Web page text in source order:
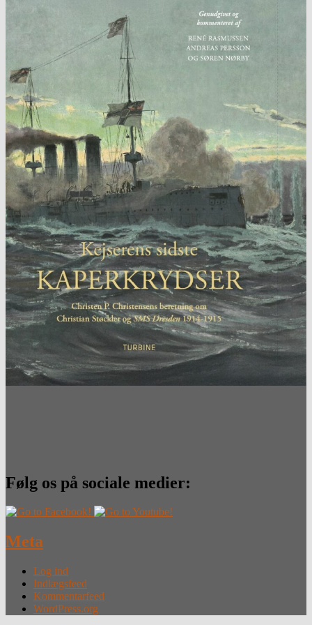
Følg os på sociale medier:
Meta
Log ind
Indlægsfeed
Kommentarfeed
WordPress.org